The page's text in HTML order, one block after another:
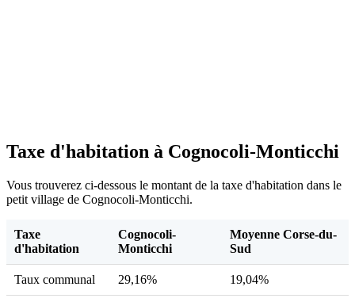
Taxe d'habitation à Cognocoli-Monticchi
Vous trouverez ci-dessous le montant de la taxe d'habitation dans le
petit village de Cognocoli-Monticchi.
Taxe
d'habitation
Cognocoli-
Monticchi
Moyenne Corse-du-
Sud
Taux communal 29,16% 19,04%